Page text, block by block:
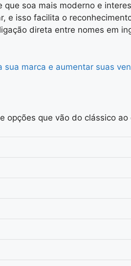
soa mais moderno e
e isso facilita o
direta entre nomes em
marca e aumentar suas
que vão do clássico